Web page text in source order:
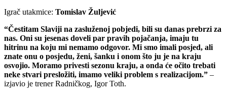
Igrač utakmice: Tomislav Žuljević
“Čestitam Slaviji na zasluženoj pobjedi, bili su danas prebrzi za
nas. Oni su jesenas doveli par pravih pojačanja, imaju tu
hitrinu na koju mi nemamo odgovor. Mi smo imali posjed, ali
znate onu o posjedu, ženi, šanku i onom što ju je na kraju
osvojio. Moramo privesti sezonu kraju, a onda će očito trebati
neke stvari presložiti, imamo veliki problem s realizacijom.” –
izjavio je trenerRadničkog, Igor Toth.